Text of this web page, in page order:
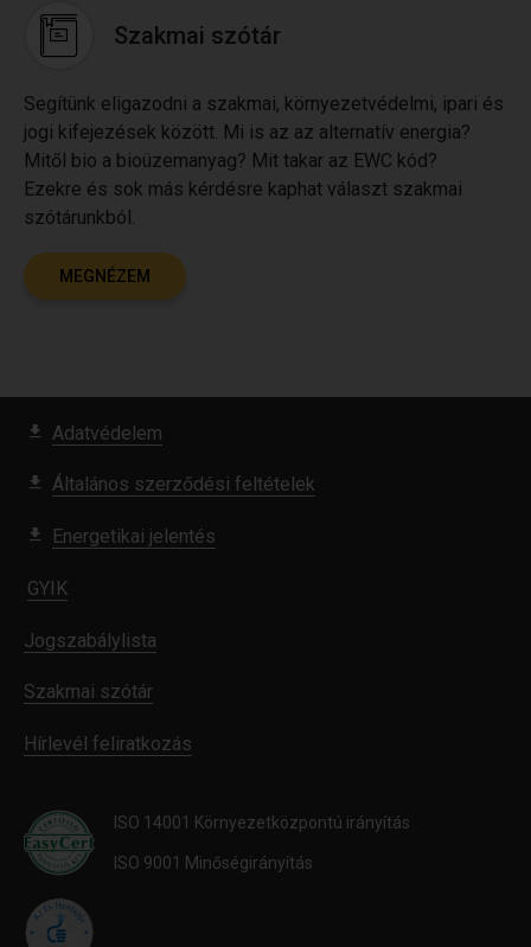
Szakmai szótár
Segítünk eligazodni a szakmai, környezetvédelmi, ipari és
jogi kifejezések között. Mi is az az alternatív energia?
Mitől bio a bioüzemanyag? Mit takar az EWC kód?
Ezekre és sok más kérdésre kaphat választ szakmai
szótárunkból.
MEGNÉZEM
Adatvédelem
Általános szerződési feltételek
Energetikai jelentés
GYIK
Jogszabálylista
Szakmai szótár
Hírlevél feliratkozás
ISO 14001 Környezetközpontú irányítás
ISO 9001 Minőségirányítás